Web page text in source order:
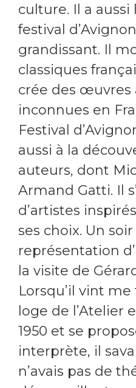
culture. Il a aussi
festival
grandissant. Il
classiques
crée des œuvres
inconnues en
Festival
aussi à la
auteurs, dont
Armand Gatti. Il
d’artistes
ses choix. Un
représentation d’
la visite de
Lorsqu’il vint
loge de l’Atelier
1950 et se
interprète, il
n’avais pas de